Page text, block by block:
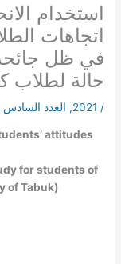
استخدام
اتجاهات
في ظل
حالة لطلاب
/
2021
, العدد
attitudes
for students of
of Tabuk)